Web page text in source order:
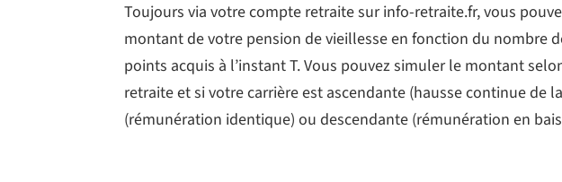
Toujours via votre compte retraite sur info-retraite.fr, vous
montant de votre pension de vieillesse en fonction du nombre
points acquis à l’instant T. Vous pouvez simuler le montant
retraite et si votre carrière est ascendante (hausse continue de
(rémunération identique) ou descendante (rémunération en